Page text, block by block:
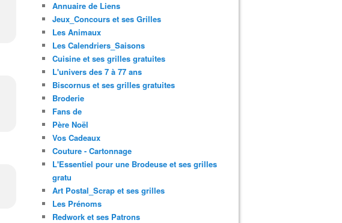
Annuaire de Liens
Jeux_Concours et ses Grilles
Les Animaux
Les Calendriers_Saisons
Cuisine et ses grilles gratuites
L'univers des 7 à 77 ans
Biscornus et ses grilles gratuites
Broderie
Fans de
Père Noël
Vos Cadeaux
Couture - Cartonnage
L'Essentiel pour une Brodeuse et ses grilles
gratu
Art Postal_Scrap et ses grilles
Les Prénoms
Redwork et ses Patrons